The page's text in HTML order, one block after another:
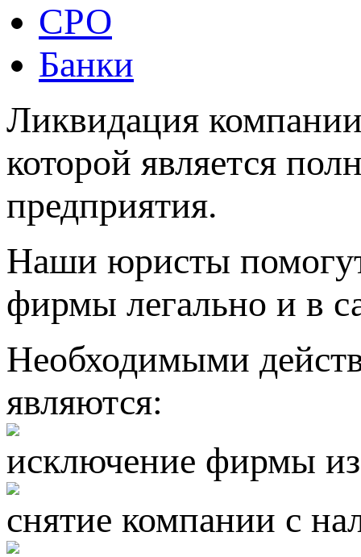
СРО
Банки
Ликвидация
которой является
предприятия.
Наши юристы
фирмы легально и в
Необходимыми
являются:
исключение фирмы
снятие компании с